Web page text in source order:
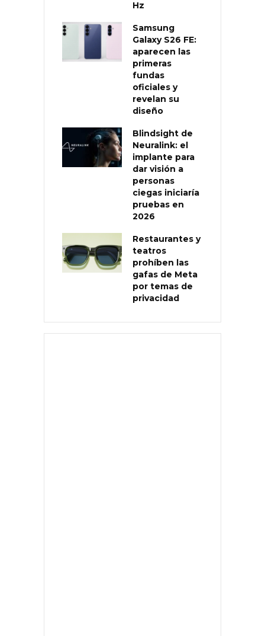
Hz
Samsung
Galaxy S26 FE:
aparecen las
primeras
fundas
oficiales y
revelan su
diseño
Blindsight de
Neuralink: el
implante para
dar visión a
personas
ciegas iniciaría
pruebas en
2026
Restaurantes y
teatros
prohíben las
gafas de Meta
por temas de
privacidad